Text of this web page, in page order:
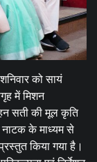
को सायं
में मिशन
सती की मूल कृति
नाटक के माध्यम से
किया गया है।